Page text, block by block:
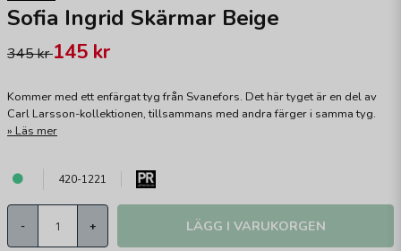
Sofia Ingrid Skärmar Beige
345 kr145 kr
Kommer med ett enfärgat tyg från Svanefors. Det här tyget är en del av
Carl Larsson-kollektionen, tillsammans med andra färger i samma tyg.
Läs mer
420-1221
- + LÄGG I VARUKORGEN